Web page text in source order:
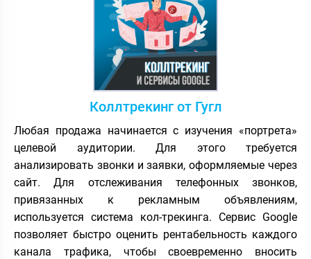
Коллтрекинг от Гугл
Любая продажа начинается с изучения «портрета»
целевой аудитории. Для этого требуется
анализировать звонки и заявки, оформляемые через
сайт. Для отслеживания телефонных звонков,
привязанных к рекламным объявлениям,
используется система кол-трекинга. Сервис Google
позволяет быстро оценить рентабельность каждого
канала трафика, чтобы своевременно вносить